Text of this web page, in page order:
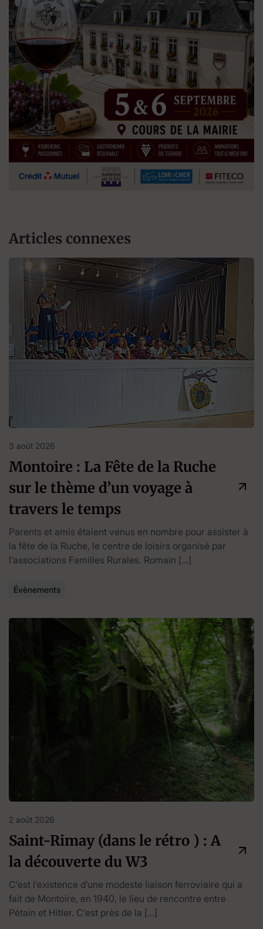
Articles connexes
3 août 2026
Montoire : La Fête de la Ruche
sur le thème d’un voyage à
travers le temps
Parents et amis étaient venus en nombre pour assister à
la fête de la Ruche, le centre de loisirs organisé par
l’associations Familles Rurales. Romain […]
Évènements
2 août 2026
Saint-Rimay (dans le rétro ) : A
la découverte du W3
C’est l’existence d’une modeste liaison ferroviaire qui a
fait de Montoire, en 1940, le lieu de rencontre entre
Pétain et Hitler. C’est près de la […]